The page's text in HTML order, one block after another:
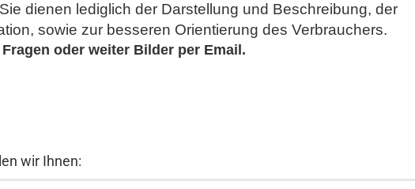
dienen lediglich der Darstellung und Beschreibung, der
sowie zur besseren Orientierung des Verbrauchers.
Fragen oder weiter Bilder per Email.
wir Ihnen: